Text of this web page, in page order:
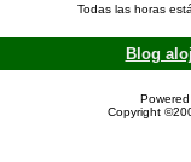
Todas las horas
Blog
Copyright